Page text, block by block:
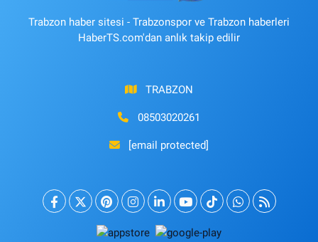
Trabzon haber sitesi - Trabzonspor ve Trabzon haberleri
HaberTS.com'dan anlık takip edilir
TRABZON
08503020261
[email protected]